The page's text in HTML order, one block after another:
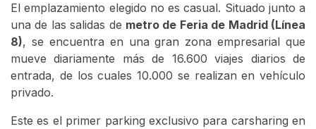
El emplazamiento elegido no es casual. Situado junto a
una de las salidas de metro de Feria de Madrid (Línea
8), se encuentra en una gran zona empresarial que
mueve diariamente más de 16.600 viajes diarios de
entrada, de los cuales 10.000 se realizan en vehículo
privado.
Este es el primer parking exclusivo para carsharing en